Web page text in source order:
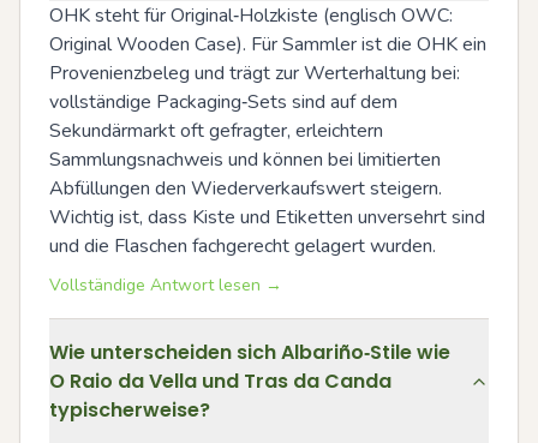
OHK steht für Original‑Holzkiste (englisch OWC:
Original Wooden Case). Für Sammler ist die OHK ein
Provenienzbeleg und trägt zur Werterhaltung bei:
vollständige Packaging‑Sets sind auf dem
Sekundärmarkt oft gefragter, erleichtern
Sammlungsnachweis und können bei limitierten
Abfüllungen den Wiederverkaufswert steigern.
Wichtig ist, dass Kiste und Etiketten unversehrt sind
und die Flaschen fachgerecht gelagert wurden.
Vollständige Antwort lesen →
Wie unterscheiden sich Albariño‑Stile wie
O Raio da Vella und Tras da Canda
typischerweise?